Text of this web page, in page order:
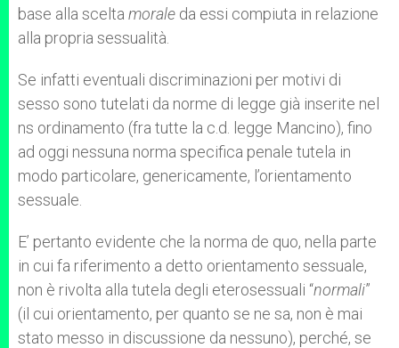
base alla scelta morale da essi compiuta in relazione
alla propria sessualità.
Se infatti eventuali discriminazioni per motivi di
sesso sono tutelati da norme di legge già inserite nel
ns ordinamento (fra tutte la c.d. legge Mancino), fino
ad oggi nessuna norma specifica penale tutela in
modo particolare, genericamente, l’orientamento
sessuale.
E’ pertanto evidente che la norma de quo, nella parte
in cui fa riferimento a detto orientamento sessuale,
non è rivolta alla tutela degli eterosessuali “normali”
(il cui orientamento, per quanto se ne sa, non è mai
stato messo in discussione da nessuno), perché, se